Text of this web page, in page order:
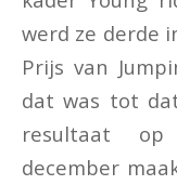
werd ze derde
Prijs van
dat was tot
resultaat
december